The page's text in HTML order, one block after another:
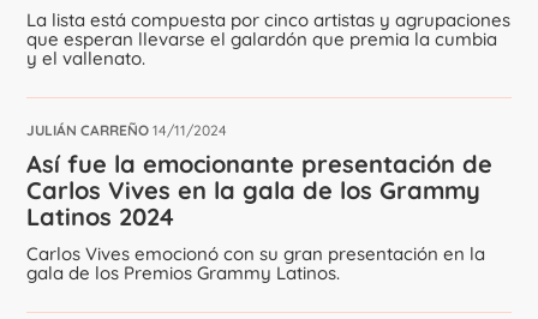
La lista está compuesta por cinco artistas y agrupaciones
que esperan llevarse el galardón que premia la cumbia
y el vallenato.
JULIÁN CARREÑO 14/11/2024
Así fue la emocionante presentación de
Carlos Vives en la gala de los Grammy
Latinos 2024
Carlos Vives emocionó con su gran presentación en la
gala de los Premios Grammy Latinos.